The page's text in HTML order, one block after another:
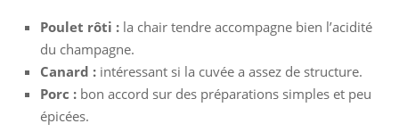
Poulet rôti : la chair tendre accompagne bien l’acidité
du champagne.
Canard : intéressant si la cuvée a assez de structure.
Porc : bon accord sur des préparations simples et peu
épicées.